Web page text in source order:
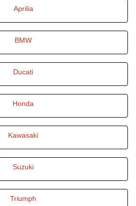
Aprilia
BMW
Ducati
Honda
Kawasaki
Suzuki
Triumph